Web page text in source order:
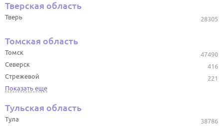
Тверская область
28305
Тверь
Томская область
47490
Томск
416
Северск
221
Стрежевой
Показать еще
Тульская область
38786
Тула